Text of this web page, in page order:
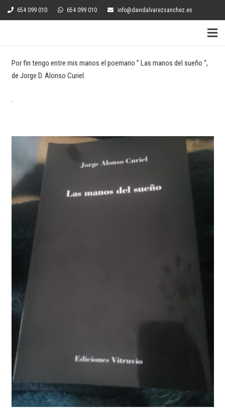
654 099 010 654 099 010 info@davidalvarezsanchez.es
Por fin tengo entre mis manos el poemario ” Las manos del sueño “,
de Jorge D. Alonso Curiel.
.